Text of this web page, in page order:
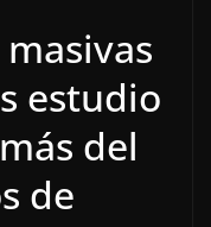
estudio
del
de